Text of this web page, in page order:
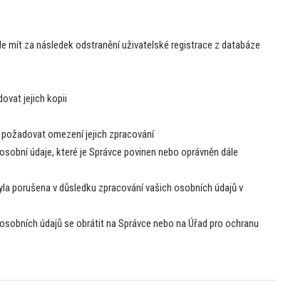
za následek odstranění uživatelské registrace z databáze
jejich kopii
omezení jejich zpracování
údaje, které je Správce povinen nebo oprávněn dále
porušena v důsledku zpracování vašich osobních údajů v
údajů se obrátit na Správce nebo na Úřad pro ochranu